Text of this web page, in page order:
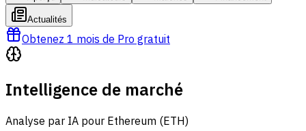
Actualités
Obtenez 1 mois de Pro gratuit
Intelligence de marché
Analyse par IA pour Ethereum (ETH)